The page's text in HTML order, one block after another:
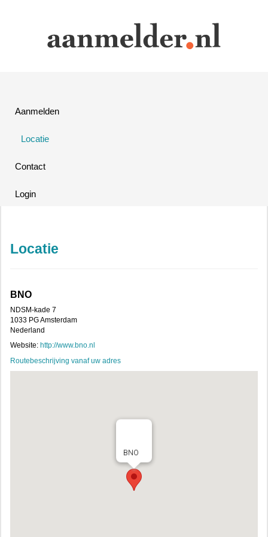
Aanmelden
Locatie
Contact
Login
Locatie
BNO
NDSM-kade 7
1033 PG Amsterdam
Nederland
Website: http://www.bno.nl
Routebeschrijving vanaf uw adres
BNO